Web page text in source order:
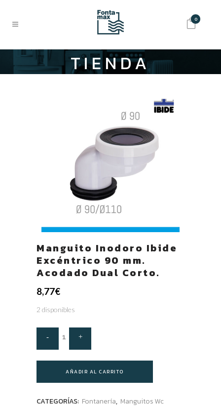
0
TIENDA
Manguito Inodoro Ibide
Excéntrico 90 mm.
Acodado Dual Corto.
8,77€
2 disponibles
AÑADIR AL CARRITO
CATEGORÍAS: Fontanería, Manguitos Wc